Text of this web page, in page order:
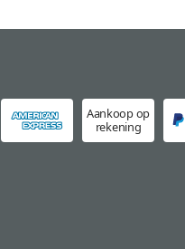
Aankoop op
rekening